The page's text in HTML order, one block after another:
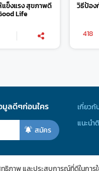
แข็งแรง สุขภาพดี
Life
วิธีป้อง
418
มูลดีๆก่อนใคร
สมัคร
เกี่ยวกั
แนะนำ
ธิภาพ และประสบการณ์ที่ดีในกา